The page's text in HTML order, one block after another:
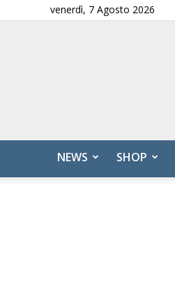
venerdì, 7 Agosto 2026
NEWS SHOP